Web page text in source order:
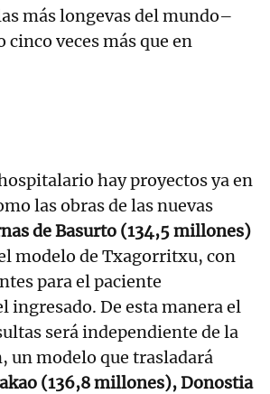
más longevas del mundo–
cinco veces más que en
hay proyectos ya en
las obras de las nuevas
de Basurto (134,5 millones)
modelo de Txagorritxu, con
para el paciente
ingresado. De esta manera el
será independiente de la
un modelo que trasladará
(136,8 millones), Donostia